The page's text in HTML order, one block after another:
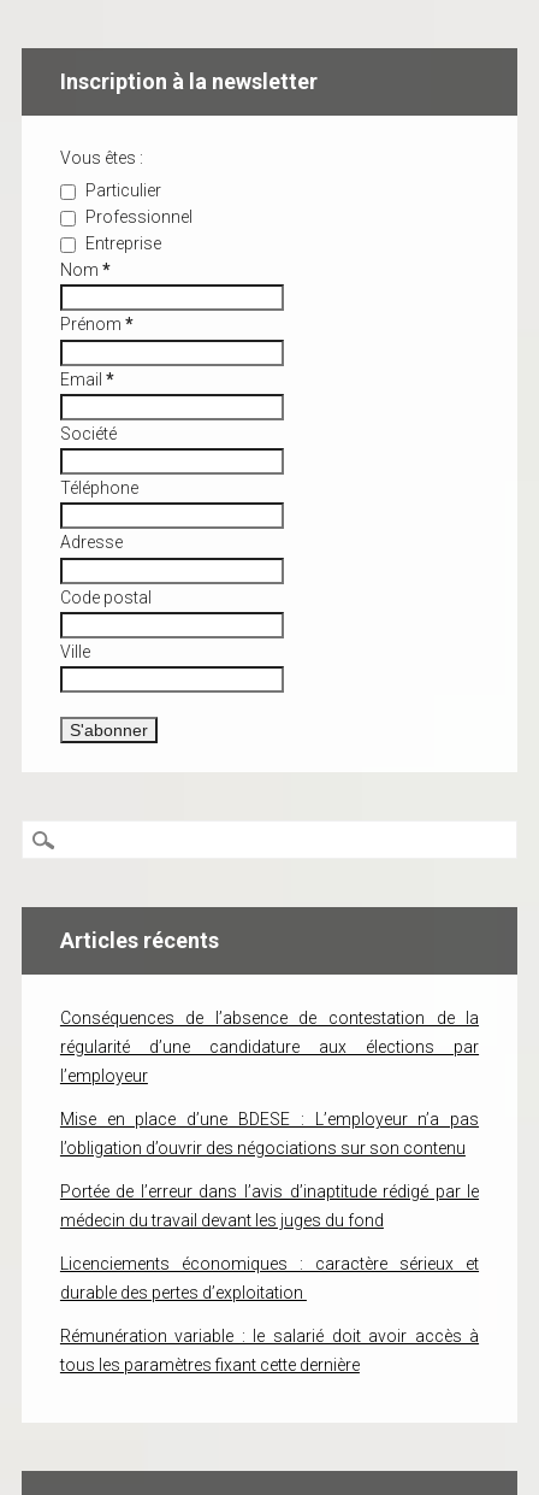
Inscription à la newsletter
Vous êtes :
Particulier
Professionnel
Entreprise
Nom *
Prénom *
Email *
Société
Téléphone
Adresse
Code postal
Ville
Articles récents
Conséquences de l’absence de contestation de la
régularité d’une candidature aux élections par
l’employeur
Mise en place d’une BDESE : L’employeur n’a pas
l’obligation d’ouvrir des négociations sur son contenu
Portée de l’erreur dans l’avis d’inaptitude rédigé par le
médecin du travail devant les juges du fond
Licenciements économiques : caractère sérieux et
durable des pertes d’exploitation
Rémunération variable : le salarié doit avoir accès à
tous les paramètres fixant cette dernière